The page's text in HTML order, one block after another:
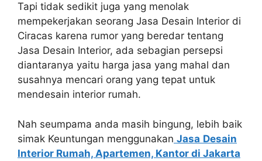
Tapi tidak sedikit juga yang menolak
mempekerjakan seorang Jasa Desain Interior di
Ciracas karena rumor yang beredar tentang
Jasa Desain Interior, ada sebagian persepsi
diantaranya yaitu harga jasa yang mahal dan
susahnya mencari orang yang tepat untuk
mendesain interior rumah.
Nah seumpama anda masih bingung, lebih baik
simak Keuntungan menggunakan Jasa Desain
Interior Rumah, Apartemen, Kantor di Jakarta